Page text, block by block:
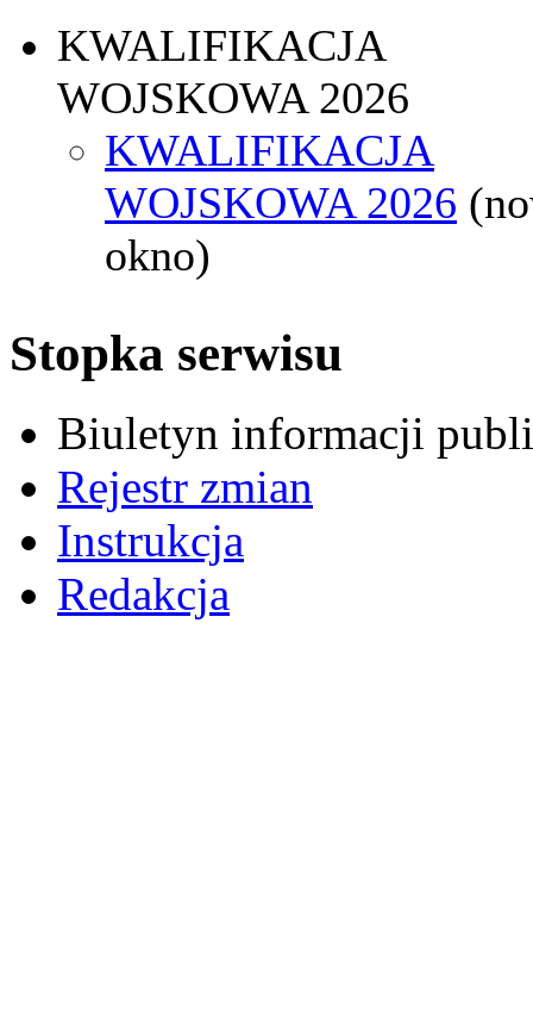
KWALIFIKACJA
WOJSKOWA 2026
KWALIFIKACJA
WOJSKOWA 2026
okno)
Stopka serwisu
Biuletyn informacji
Rejestr zmian
Instrukcja
Redakcja